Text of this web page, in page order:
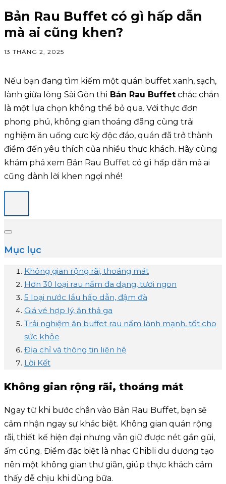
Bản Rau Buffet có gì hấp dẫn
mà ai cũng khen?
13 THÁNG 2, 2025
Nếu bạn đang tìm kiếm một quán buffet xanh, sạch,
lành giữa lòng Sài Gòn thì Bản Rau Buffet chắc chắn
là một lựa chọn không thể bỏ qua. Với thực đơn
phong phú, không gian thoáng đãng cùng trải
nghiệm ăn uống cực kỳ độc đáo, quán đã trở thành
điểm đến yêu thích của nhiều thực khách. Hãy cùng
khám phá xem Bản Rau Buffet có gì hấp dẫn mà ai
cũng dành lời khen ngợi nhé!
Mục lục
Không gian rộng rãi, thoáng mát
Hơn 30 loại rau nấm đa dạng, tươi ngon
5 loại nước lẩu hấp dẫn, đậm đà
Giá vé hợp lý, ăn thả ga
Trải nghiệm ăn buffet rau nấm lành mạnh, tốt cho
sức khỏe
Địa chỉ và thông tin liên hệ
Lời Kết
Không gian rộng rãi, thoáng mát
Ngay từ khi bước chân vào Bản Rau Buffet, bạn sẽ
cảm nhận ngay sự khác biệt. Không gian quán rộng
rãi, thiết kế hiện đại nhưng vẫn giữ được nét gần gũi,
ấm cúng. Điểm đặc biệt là nhạc Ghibli du dương tạo
nên một không gian thư giãn, giúp thực khách cảm
thấy dễ chịu khi dùng bữa.